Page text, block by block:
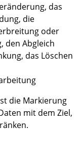
das
die
oder
den Abgleich
das Löschen
die Markierung
mit dem Ziel,